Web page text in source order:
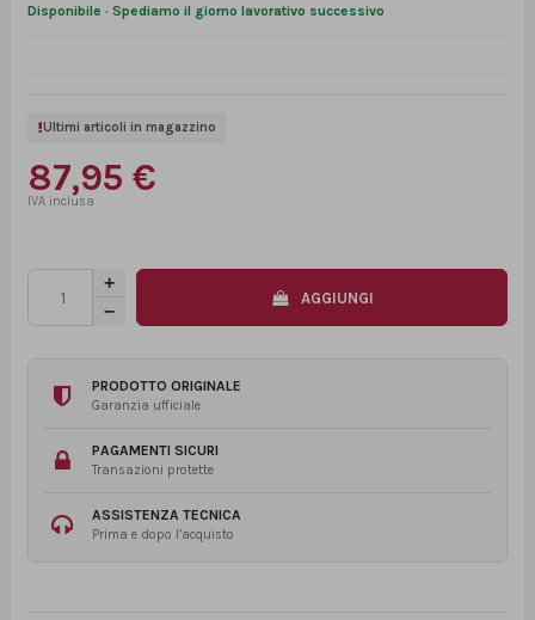
Disponibile · Spediamo il giorno lavorativo successivo
Ultimi articoli in magazzino
87,95 €
AGGIUNGI
PRODOTTO ORIGINALE
Garanzia ufficiale
PAGAMENTI SICURI
Transazioni protette
ASSISTENZA TECNICA
Prima e dopo l’acquisto